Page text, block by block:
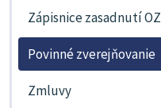
Zápisnice zasadnutí OZ
Povinné zverejňovanie
Zmluvy